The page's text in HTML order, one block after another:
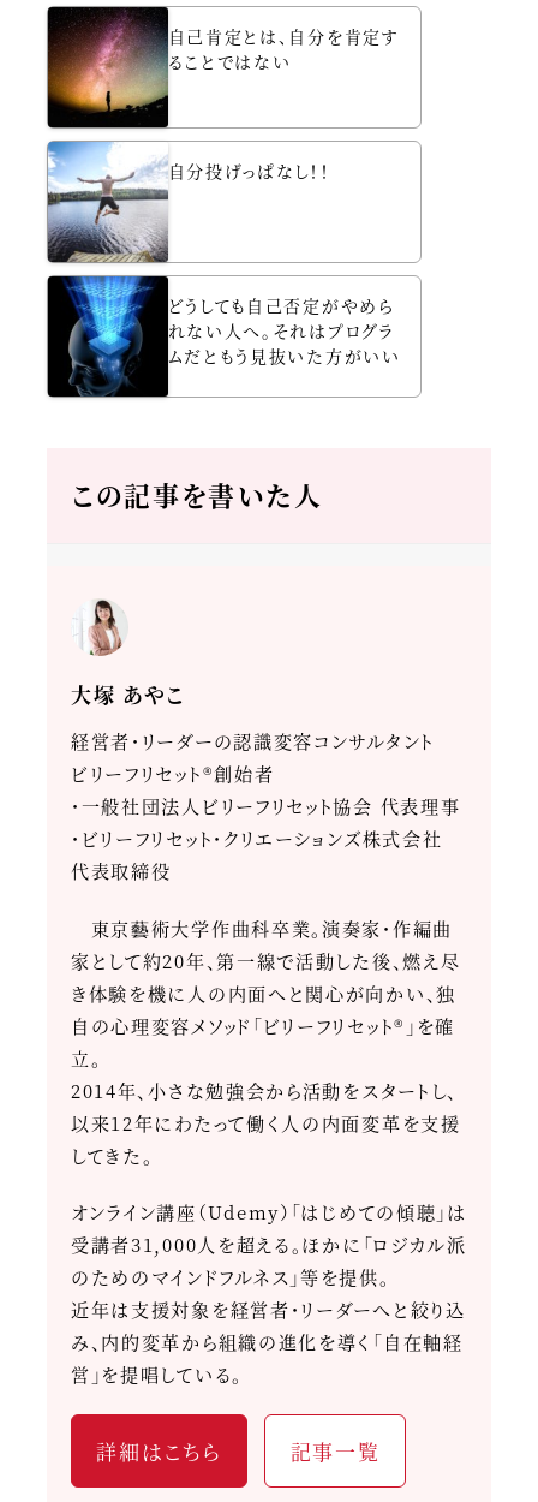
自己肯定とは、自分を肯定す
ることではない
自分投げっぱなし！！
どうしても自己否定がやめら
れない人へ。それはプログラ
ムだともう見抜いた方がいい
この記事を書いた人
大塚 あやこ
経営者・リーダーの認識変容コンサルタント
ビリーフリセット®創始者
・一般社団法人ビリーフリセット協会 代表理事
・ビリーフリセット・クリエーションズ株式会社
代表取締役
東京藝術大学作曲科卒業。演奏家・作編曲
家として約20年、第一線で活動した後、燃え尽
き体験を機に人の内面へと関心が向かい、独
自の心理変容メソッド「ビリーフリセット®」を確
立。
2014年、小さな勉強会から活動をスタートし、
以来12年にわたって働く人の内面変革を支援
してきた。
オンライン講座（Udemy）「はじめての傾聴」は
受講者31,000人を超える。ほかに「ロジカル派
のためのマインドフルネス」等を提供。
近年は支援対象を経営者・リーダーへと絞り込
み、内的変革から組織の進化を導く「自在軸経
営」を提唱している。
詳細はこちら 記事一覧